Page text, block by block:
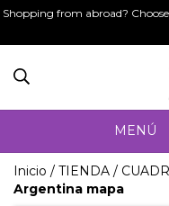
Shopping from abroad?
MENÚ
Inicio / TIENDA /
Argentina mapa